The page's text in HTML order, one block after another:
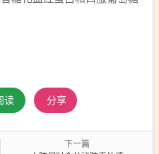
读 分享
下一篇